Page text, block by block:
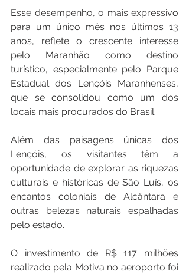
Esse desempenho, o mais expressivo
para um único mês nos últimos 13
anos, reflete o crescente interesse
pelo Maranhão como destino
turístico, especialmente pelo Parque
Estadual dos Lençóis Maranhenses,
que se consolidou como um dos
locais mais procurados do Brasil.
Além das paisagens únicas dos
Lençóis, os visitantes têm a
oportunidade de explorar as riquezas
culturais e históricas de São Luís, os
encantos coloniais de Alcântara e
outras belezas naturais espalhadas
pelo estado.
O investimento de R$ 117 milhões
realizado pela Motiva no aeroporto foi